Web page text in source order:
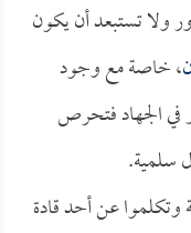
ولا تستبعد أن يكون
، خاصة مع وجود
في الجهاد فتحرص
سلمية.
وتكلموا عن أحد قادة